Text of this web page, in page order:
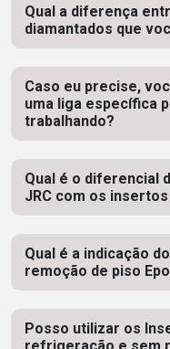
Qual a diferença
diamantados que
Caso eu precise,
uma liga específica
trabalhando?
Qual é o diferencial
JRC com os
Qual é a indicação
remoção de piso
Posso utilizar os